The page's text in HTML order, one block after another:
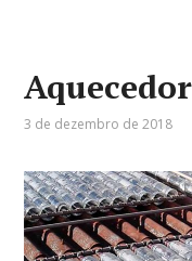
3 de dezembro de 2018